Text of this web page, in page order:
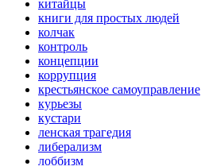
китайцы
книги для простых людей
колчак
контроль
концепции
коррупция
крестьянское самоуправление
курьезы
кустари
ленская трагедия
либерализм
лоббизм